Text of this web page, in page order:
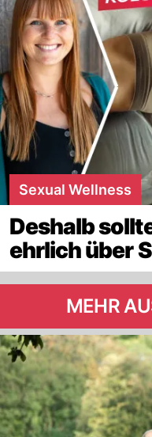
Sexual Wellness
Deshalb
ehrlich über
MEHR